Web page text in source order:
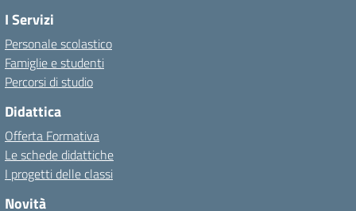
I Servizi
Personale scolastico
Famiglie e studenti
Percorsi di studio
Didattica
Offerta Formativa
Le schede didattiche
I progetti delle classi
Novità